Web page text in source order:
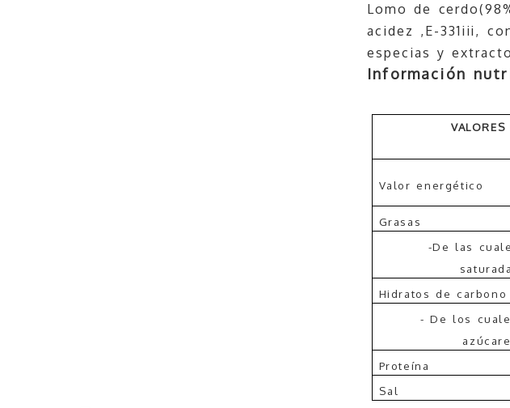
Lomo de
acidez , E-331iii,
especias y
Información
Valor energético
Grasas
-De las
Hidratos de carbono
- De los
Proteína
Sal